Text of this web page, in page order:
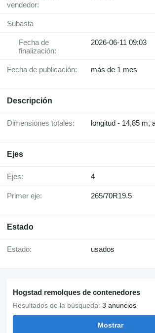
vendedor:
Subasta
Fecha de
finalización:
2026-06-11 09:03
Fecha de publicación: más de 1 mes
Descripción
Dimensiones totales: longitud - 14,85 m,
Ejes
Ejes: 4
Primer eje: 265/70R19.5
Estado
Estado: usados
Hogstad remolques de contenedores
Resultados de la búsqueda: 3 anuncios
Mostrar